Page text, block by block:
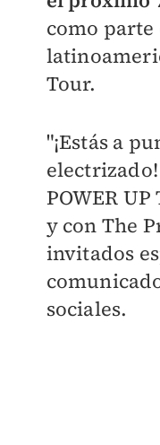
como
Tour.
"¡Estás a
electrizado!
POWER
y con The
invitados
sociales.